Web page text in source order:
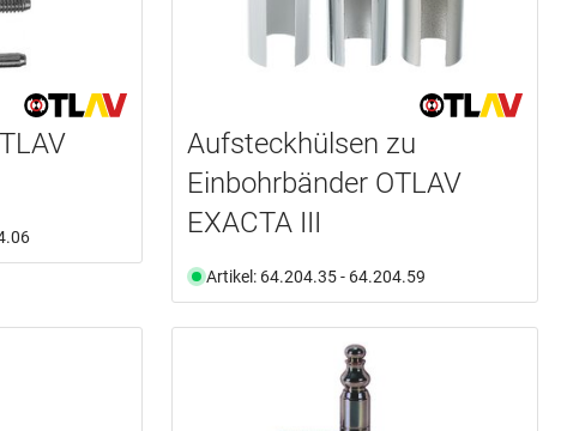
Aufsteckhülsen zu
Einbohrbänder OTLAV
EXACTA III
Artikel: 64.204.35 - 64.204.59